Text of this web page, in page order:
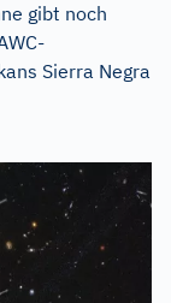
gibt noch
Sierra Negra